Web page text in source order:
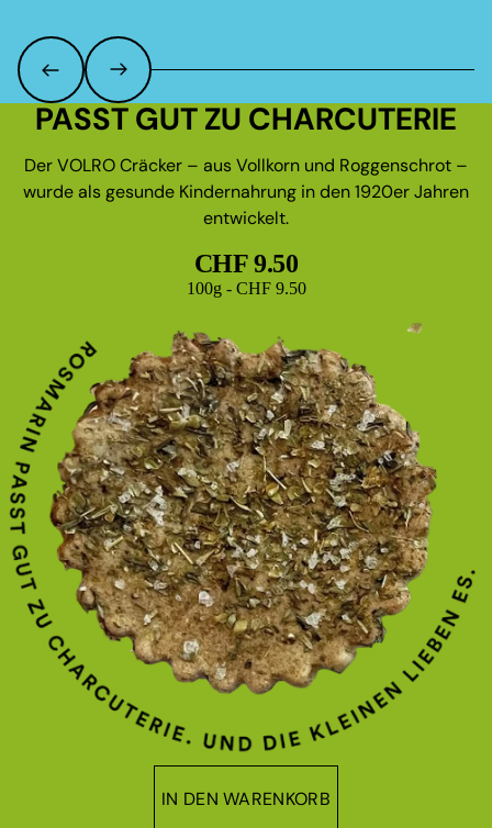
PASST GUT ZU CHARCUTERIE
Der VOLRO Cräcker – aus Vollkorn und Roggenschrot –
wurde als gesunde Kindernahrung in den 1920er Jahren
entwickelt.
CHF 9.50
Grundpreis
100g - CHF 9.50
IN DEN WARENKORB